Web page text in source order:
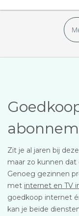
Zit je al jaren bij
maar zo kunnen
Genoeg gezinnen
met internet en TV
goedkoop internet
kan je beide